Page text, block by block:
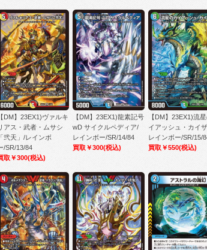
【DM】23EX1)ヴァルキ
アス・武者・ムサシ
「弐天」/レインボ
/SR/13/84
取￥300(税込)
【DM】23EX1)龍素記号
wD サイクルペディア/
レインボー/SR/14/84
買取￥300(税込)
【DM】23EX1)流
イアッシュ・カイ
レインボー/SR/15/
買取￥550(税込)